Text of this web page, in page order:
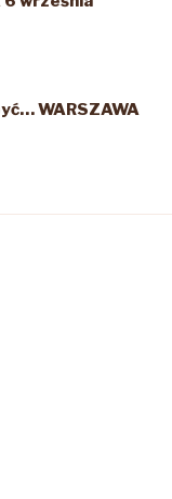
WARSZAWA